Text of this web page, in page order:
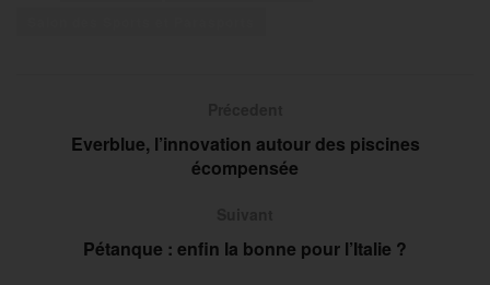
Everblue, l’innovation autour des piscines
écompensée
Pétanque : enfin la bonne pour l’Italie ?